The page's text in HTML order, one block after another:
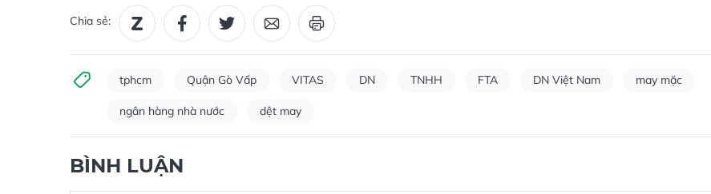
Chia sẻ:
tphcm Quận Gò Vấp VITAS DN TNHH FTA DN Việt Nam may mặc
ngân hàng nhà nước dệt may
BÌNH LUẬN